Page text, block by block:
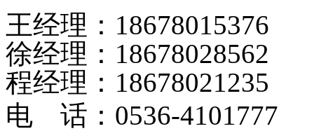
王经理： 18678015376
徐经理： 18678028562
程经理： 18678021235
电 话： 0536-4101777